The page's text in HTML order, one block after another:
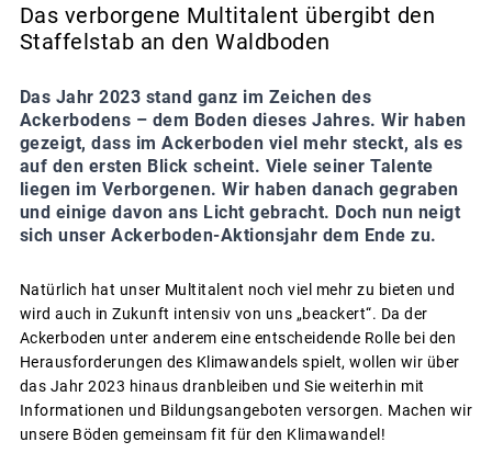
Das verborgene Multitalent übergibt den
Staffelstab an den Waldboden
Das Jahr 2023 stand ganz im Zeichen des
Ackerbodens – dem Boden dieses Jahres. Wir haben
gezeigt, dass im Ackerboden viel mehr steckt, als es
auf den ersten Blick scheint. Viele seiner Talente
liegen im Verborgenen. Wir haben danach gegraben
und einige davon ans Licht gebracht. Doch nun neigt
sich unser Ackerboden-Aktionsjahr dem Ende zu.
Natürlich hat unser Multitalent noch viel mehr zu bieten und
wird auch in Zukunft intensiv von uns „beackert“. Da der
Ackerboden unter anderem eine entscheidende Rolle bei den
Herausforderungen des Klimawandels spielt, wollen wir über
das Jahr 2023 hinaus dranbleiben und Sie weiterhin mit
Informationen und Bildungsangeboten versorgen. Machen wir
unsere Böden gemeinsam fit für den Klimawandel!